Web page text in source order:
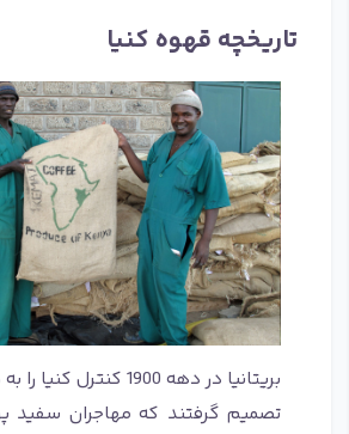
تاریخچه قهوه کنیا
بریتانیا در دهه 1900
تصمیم گرفتند که مهاجران سفید